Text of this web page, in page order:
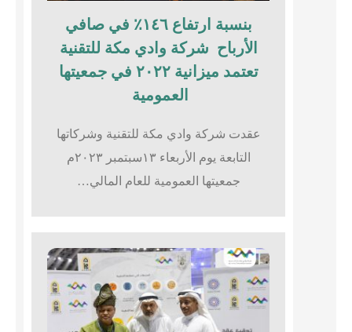
بنسبة ارتفاع ١٤٦٪؜ في صافي
الأرباح شركة وادي مكة للتقنية
تعتمد ميزانية ٢٠٢٢ في جمعيتها
العمومية
عقدت شركة وادي مكة للتقنية وشركاتها
التابعة يوم الأربعاء ١٣سبتمبر ٢٠٢٣م
جمعيتها العمومية للعام المالي…